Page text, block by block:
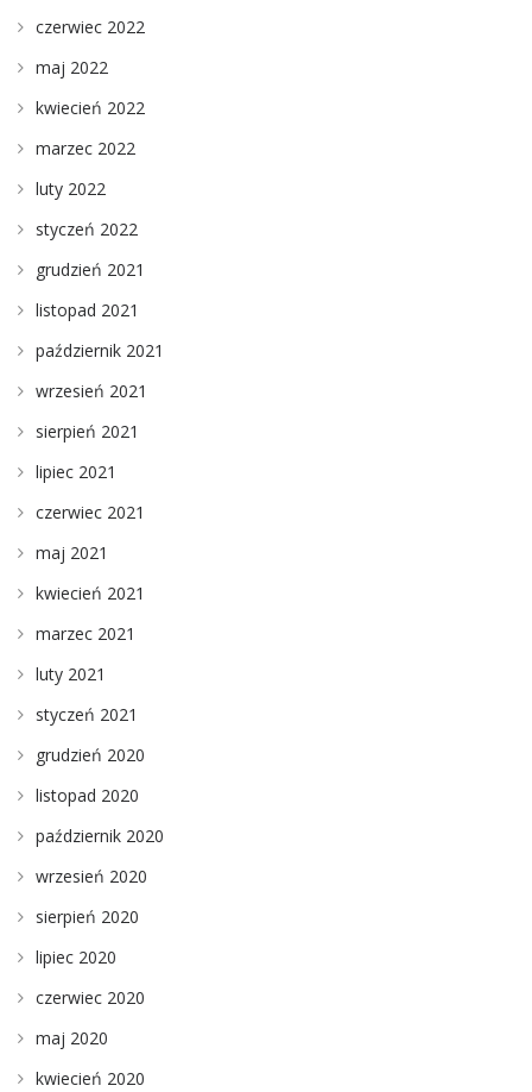
czerwiec 2022
maj 2022
kwiecień 2022
marzec 2022
luty 2022
styczeń 2022
grudzień 2021
listopad 2021
październik 2021
wrzesień 2021
sierpień 2021
lipiec 2021
czerwiec 2021
maj 2021
kwiecień 2021
marzec 2021
luty 2021
styczeń 2021
grudzień 2020
listopad 2020
październik 2020
wrzesień 2020
sierpień 2020
lipiec 2020
czerwiec 2020
maj 2020
kwiecień 2020